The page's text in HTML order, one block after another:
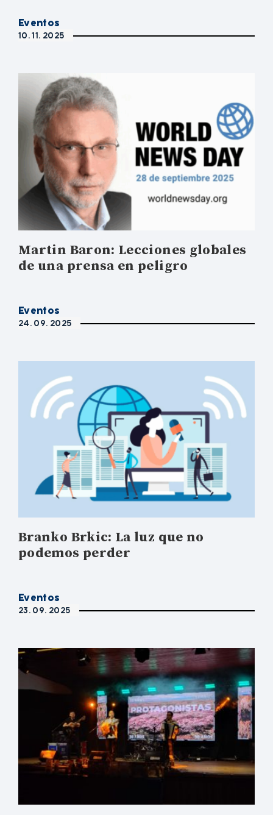
Eventos
10. 11. 2025
Martin Baron: Lecciones globales
de una prensa en peligro
Eventos
24. 09. 2025
Branko Brkic: La luz que no
podemos perder
Eventos
23. 09. 2025